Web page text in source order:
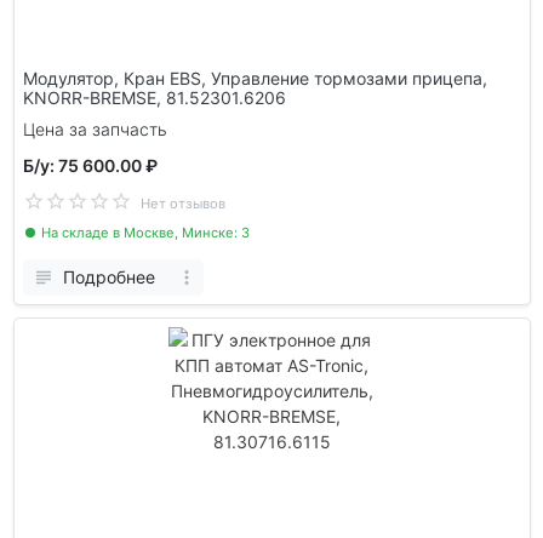
Модулятор, Кран EBS, Управление тормозами прицепа,
KNORR-BREMSE, 81.52301.6206
Цена за запчасть
Б/у: 75 600.00 ₽
Нет отзывов
На складе в Москве, Минске: 3
Подробнее